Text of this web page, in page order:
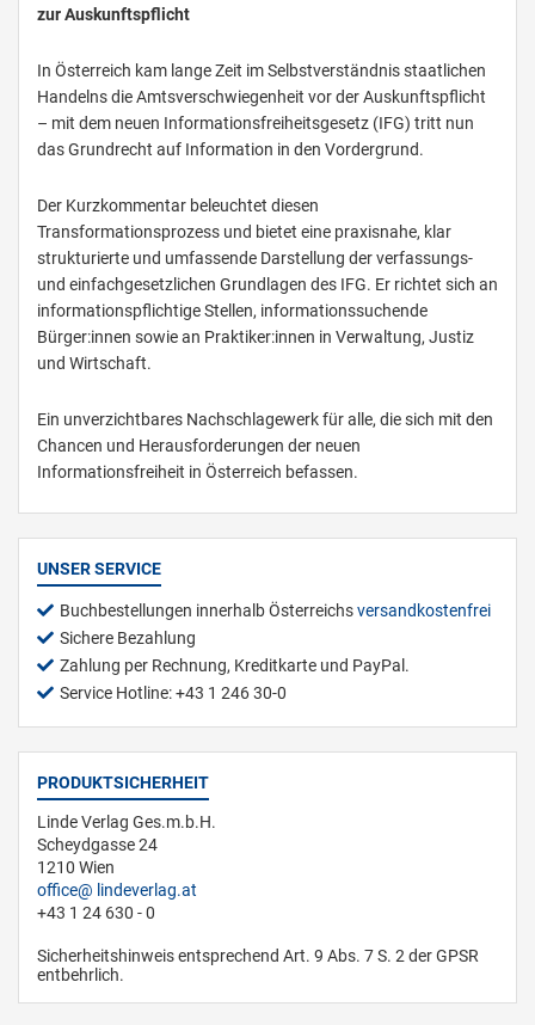
zur Auskunftspflicht
In Österreich kam lange Zeit im Selbstverständnis staatlichen
Handelns die Amtsverschwiegenheit vor der Auskunftspflicht
– mit dem neuen Informationsfreiheitsgesetz (IFG) tritt nun
das Grundrecht auf Information in den Vordergrund.
Der Kurzkommentar beleuchtet diesen
Transformationsprozess und bietet eine praxisnahe, klar
strukturierte und umfassende Darstellung der verfassungs-
und einfachgesetzlichen Grundlagen des IFG. Er richtet sich an
informationspflichtige Stellen, informationssuchende
Bürger:innen sowie an Praktiker:innen in Verwaltung, Justiz
und Wirtschaft.
Ein unverzichtbares Nachschlagewerk für alle, die sich mit den
Chancen und Herausforderungen der neuen
Informationsfreiheit in Österreich befassen.
UNSER SERVICE
Buchbestellungen innerhalb Österreichsversandkostenfrei
Sichere Bezahlung
Zahlung per Rechnung, Kreditkarte und PayPal.
Service Hotline: +43 1 246 30-0
PRODUKTSICHERHEIT
Linde Verlag Ges.m.b.H.
Scheydgasse 24
1210 Wien
office
lindeverlag.at
+43 1 24 630 - 0
Sicherheitshinweis entsprechend Art. 9 Abs. 7 S. 2 der GPSR
entbehrlich.